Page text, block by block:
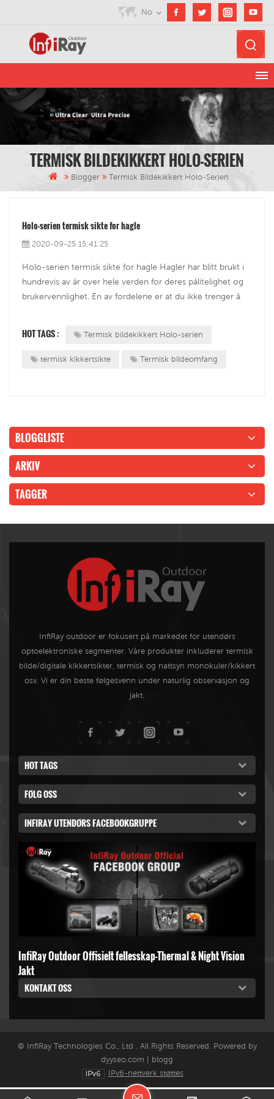
No
TERMISK BILDEKIKKERT HOLO-SERIEN
Blogger Termisk Bildekikkert Holo-Serien
Holo-serien termisk sikte for hagle
2020-09-25 15:41:25
Holo-serien termisk sikte for hagle Hagler har blitt brukt i
hundrevis av år over hele verden for deres pålitelighet og
brukervennlighet. En av fordelene er at du ikke trenger å
tilpass...
HOT TAGS : Termisk bildekikkert Holo-serien
termisk kikkertsikte Termisk bildeomfang
BLOGGLISTE
ARKIV
TAGGER
InfiRay outdoor er fokusert på markedet for utendørs
optoelektroniske segmenter. Våre produkter inkluderer termisk
bilde/digitale kikkertsikter, termisk og nattsyn monokuler/kikkert
osv. Vi er din beste følgesvenn under naturlig observasjon og
jakt.
HOT TAGS
FØLG OSS
INFIRAY UTENDØRS FACEBOOKGRUPPE
InfiRay Outdoor Offisielt fellesskap-Thermal & Night Vision
Jakt
KONTAKT OSS
© InfiRay Technologies Co., Ltd . All Rights Reserved. Powered by
dyyseo.com
blogg
IPv6-nettverk støttes